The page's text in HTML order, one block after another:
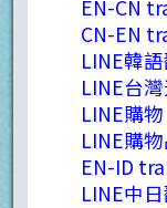
EN-CN
CN-EN
LINE韓
LINE台
LINE購
LINE購
EN-ID
LINE中